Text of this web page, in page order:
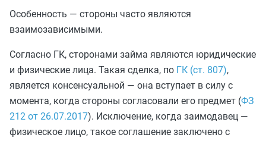
Особенность — стороны часто являются
взаимозависимыми.
Согласно ГК, сторонами займа являются юридические
и физические лица. Такая сделка, по ГК (ст. 807),
является консенсуальной — она вступает в силу с
момента, когда стороны согласовали его предмет (ФЗ
212 от 26.07.2017). Исключение, когда заимодавец —
физическое лицо, такое соглашение заключено с